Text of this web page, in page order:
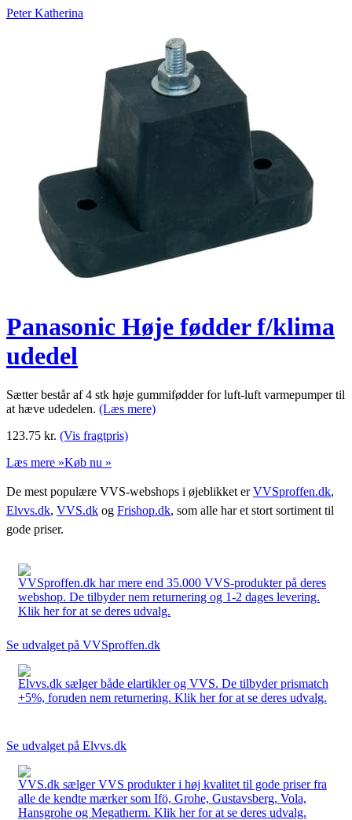
Peter Katherina
Panasonic Høje fødder f/klima
udedel
Sætter består af 4 stk høje gummifødder for luft-luft varmepumper til
at hæve udedelen. (Læs mere)
123.75 kr. (Vis fragtpris)
Læs mere »Køb nu »
De mest populære VVS-webshops i øjeblikket erVVSproffen.dk,
Elvvs.dk, VVS.dk og Frishop.dk, som alle har et stort sortiment til
gode priser.
VVSproffen.dk har mere end 35.000 VVS-produkter på deres
webshop. De tilbyder nem returnering og 1-2 dages levering.
Klik her for at se deres udvalg.
Se udvalget på VVSproffen.dk
Elvvs.dk sælger både elartikler og VVS. De tilbyder prismatch
+5%, foruden nem returnering. Klik her for at se deres udvalg.
Se udvalget på Elvvs.dk
VVS.dk sælger VVS produkter i høj kvalitet til gode priser fra
alle de kendte mærker som Ifö, Grohe, Gustavsberg, Vola,
Hansgrohe og Megatherm. Klik her for at se deres udvalg.